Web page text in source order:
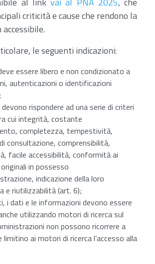
criticità e cause che rendono la
le seguenti indicazioni:
essere libero e non condizionato a
autenticazioni o identificazioni
rispondere ad una serie di criteri
cui integrità, costante
completezza, tempestività,
consultazione, comprensibilità,
facile accessibilità, conformità ai
in possesso
indicazione della loro
e riutilizzabilità (art. 6);
i dati e le informazioni devono essere
utilizzando motori di ricerca sul
non possono ricorrere a
ai motori di ricerca l’accesso alla